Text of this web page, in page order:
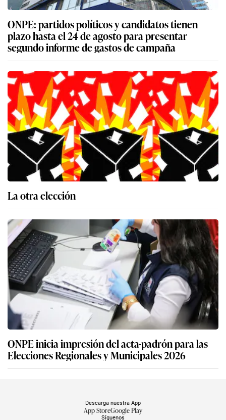
ONPE: partidos políticos y candidatos tienen
plazo hasta el 24 de agosto para presentar
segundo informe de gastos de campaña
La otra elección
ONPE inicia impresión del acta-padrón para las
Elecciones Regionales y Municipales 2026
Síguenos
Descarga nuestra App
App StoreGoogle Play